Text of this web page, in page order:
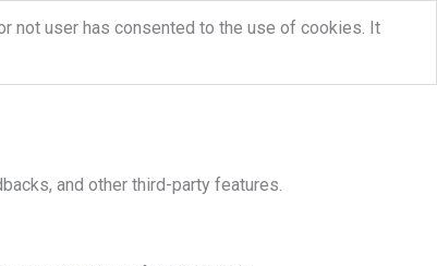
not user has consented to the use of cookies. It
and other third-party features.